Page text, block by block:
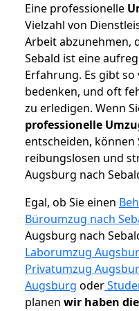
Eine professionelle
Vielzahl von
Arbeit abzunehmen,
Sebald ist eine
Erfahrung. Es gibt so
bedenken, und oft
zu erledigen. Wenn
professionelle
entscheiden, können
reibungslosen und
Augsburg nach
Egal, ob Sie einen
Büroumzug nach
Augsburg nach
Laborumzug
Privatumzug
Augsburg oder
planen wir haben